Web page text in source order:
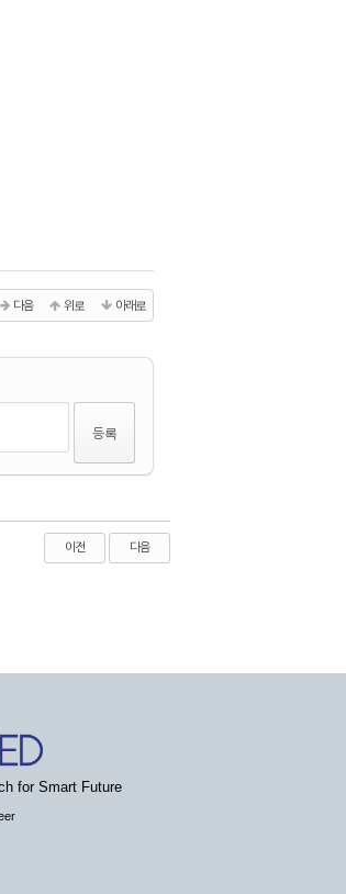
다음 위로 아래로
이전 다음
for Smart Future